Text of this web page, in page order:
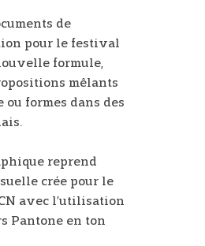
de
pour le festival
formule,
mêlants
ou formes dans des
reprend
crée pour le
avec l’utilisation
Pantone en ton